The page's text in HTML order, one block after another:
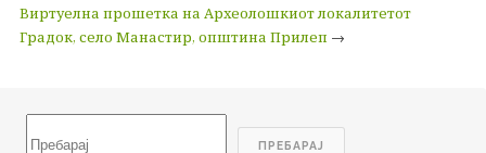
Виртуелна прошетка на Археолошкиот локалитетот
Градок, село Манастир, општина Прилеп →
ПРЕБАРАЈ